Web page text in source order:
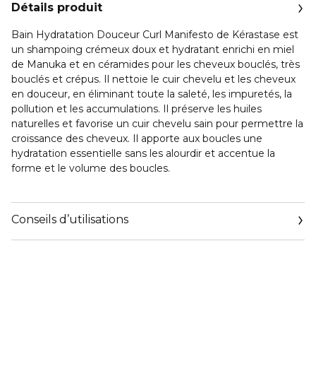
Détails produit
Bain Hydratation Douceur Curl Manifesto de Kérastase est
un shampoing crémeux doux et hydratant enrichi en miel
de Manuka et en céramides pour les cheveux bouclés, très
bouclés et crépus. Il nettoie le cuir chevelu et les cheveux
en douceur, en éliminant toute la saleté, les impuretés, la
pollution et les accumulations. Il préserve les huiles
naturelles et favorise un cuir chevelu sain pour permettre la
croissance des cheveux. Il apporte aux boucles une
hydratation essentielle sans les alourdir et accentue la
forme et le volume des boucles.
Conseils d’utilisations